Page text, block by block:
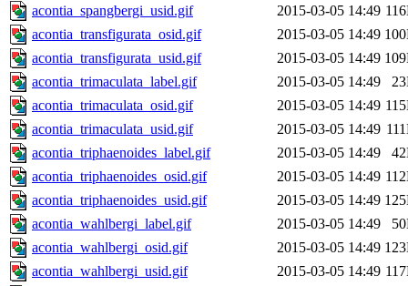
acontia_spangbergi_usid.gif
2015-03-05 14:49
acontia_transfigurata_osid.gif
2015-03-05 14:49
acontia_transfigurata_usid.gif
2015-03-05 14:49
acontia_trimaculata_label.gif
2015-03-05 14:49
acontia_trimaculata_osid.gif
2015-03-05 14:49
acontia_trimaculata_usid.gif
2015-03-05 14:49
acontia_triphaenoides_label.gif
2015-03-05 14:49
acontia_triphaenoides_osid.gif
2015-03-05 14:49
acontia_triphaenoides_usid.gif
2015-03-05 14:49
acontia_wahlbergi_label.gif
2015-03-05 14:49
acontia_wahlbergi_osid.gif
2015-03-05 14:49
acontia_wahlbergi_usid.gif
2015-03-05 14:49